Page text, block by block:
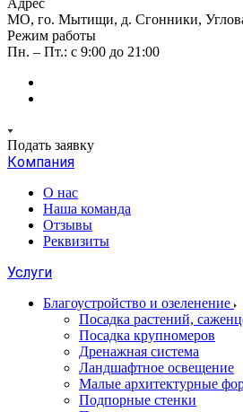
Адрес
МО, го. Мытищи, д. Сгонники,
Режим работы
Пн. – Пт.: с 9:00 до 21:00
Подать заявку
Компания
О нас
Наша команда
Отзывы
Реквизиты
Услуги
Благоустройство и озеленение
Посадка растений,
Посадка крупномеров
Дренажная система
Ландшафтное освещение
Малые архитектурные
Подпорные стенки